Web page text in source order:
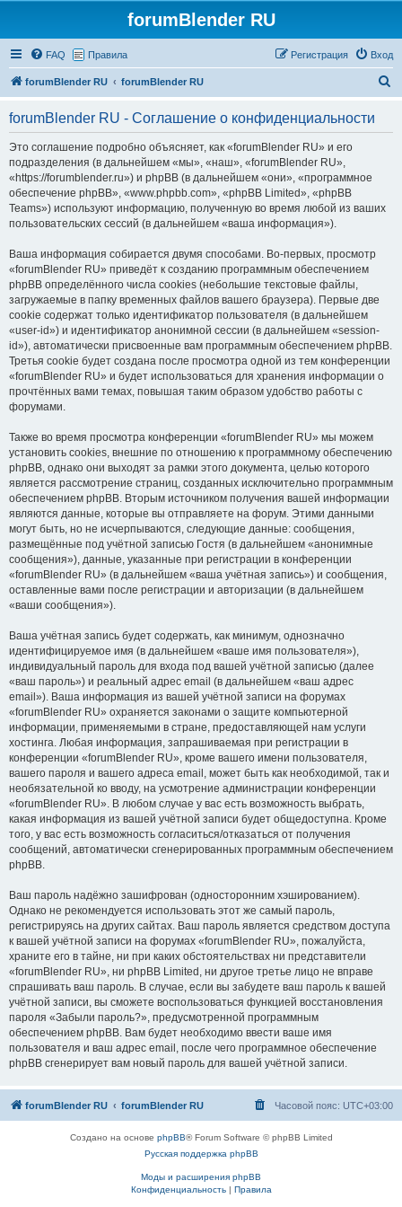
forumBlender RU
FAQ Правила Вход
Регистрация
forumBlender RU forumBlender RU
forumBlender RU - Соглашение о конфиденциальности
Это соглашение подробно объясняет, как «forumBlender RU» и его
подразделения (в дальнейшем «мы», «наш», «forumBlender RU»,
«https://forumblender.ru») и phpBB (в дальнейшем «они», «программное
обеспечение phpBB», «www.phpbb.com», «phpBB Limited», «phpBB
Teams») используют информацию, полученную во время любой из ваших
пользовательских сессий (в дальнейшем «ваша информация»).
Ваша информация собирается двумя способами. Во-первых, просмотр
«forumBlender RU» приведёт к созданию программным обеспечением
phpBB определённого числа cookies (небольшие текстовые файлы,
загружаемые в папку временных файлов вашего браузера). Первые две
cookie содержат только идентификатор пользователя (в дальнейшем
«user-id») и идентификатор анонимной сессии (в дальнейшем «session-
id»), автоматически присвоенные вам программным обеспечением phpBB.
Третья cookie будет создана после просмотра одной из тем конференции
«forumBlender RU» и будет использоваться для хранения информации о
прочтённых вами темах, повышая таким образом удобство работы с
форумами.
Также во время просмотра конференции «forumBlender RU» мы можем
установить cookies, внешние по отношению к программному обеспечению
phpBB, однако они выходят за рамки этого документа, целью которого
является рассмотрение страниц, созданных исключительно программным
обеспечением phpBB. Вторым источником получения вашей информации
являются данные, которые вы отправляете на форум. Этими данными
могут быть, но не исчерпываются, следующие данные: сообщения,
размещённые под учётной записью Гостя (в дальнейшем «анонимные
сообщения»), данные, указанные при регистрации в конференции
«forumBlender RU» (в дальнейшем «ваша учётная запись») и сообщения,
оставленные вами после регистрации и авторизации (в дальнейшем
«ваши сообщения»).
Ваша учётная запись будет содержать, как минимум, однозначно
идентифицируемое имя (в дальнейшем «ваше имя пользователя»),
индивидуальный пароль для входа под вашей учётной записью (далее
«ваш пароль») и реальный адрес email (в дальнейшем «ваш адрес
email»). Ваша информация из вашей учётной записи на форумах
«forumBlender RU» охраняется законами о защите компьютерной
информации, применяемыми в стране, предоставляющей нам услуги
хостинга. Любая информация, запрашиваемая при регистрации в
конференции «forumBlender RU», кроме вашего имени пользователя,
вашего пароля и вашего адреса email, может быть как необходимой, так и
необязательной ко вводу, на усмотрение администрации конференции
«forumBlender RU». В любом случае у вас есть возможность выбрать,
какая информация из вашей учётной записи будет общедоступна. Кроме
того, у вас есть возможность согласиться/отказаться от получения
сообщений, автоматически сгенерированных программным обеспечением
phpBB.
Ваш пароль надёжно зашифрован (односторонним хэшированием).
Однако не рекомендуется использовать этот же самый пароль,
регистрируясь на других сайтах. Ваш пароль является средством доступа
к вашей учётной записи на форумах «forumBlender RU», пожалуйста,
храните его в тайне, ни при каких обстоятельствах ни представители
«forumBlender RU», ни phpBB Limited, ни другое третье лицо не вправе
спрашивать ваш пароль. В случае, если вы забудете ваш пароль к вашей
учётной записи, вы сможете воспользоваться функцией восстановления
пароля «Забыли пароль?», предусмотренной программным
обеспечением phpBB. Вам будет необходимо ввести ваше имя
пользователя и ваш адрес email, после чего программное обеспечение
phpBB сгенерирует вам новый пароль для вашей учётной записи.
forumBlender RU forumBlender RU Часовой пояс: UTC+03:00
Создано на основе phpBB® Forum Software © phpBB Limited
Русская поддержка phpBB
Моды и расширения phpBB
Конфиденциальность| Правила